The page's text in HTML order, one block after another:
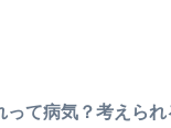
て病気？考えられ